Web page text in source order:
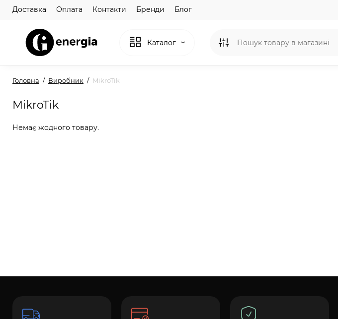
Доставка Оплата Контакти Бренди Блог
Каталог
Головна Виробник MikroTik
MikroTik
Немає жодного товару.